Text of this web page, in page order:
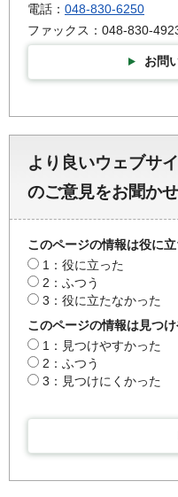
電話： 048-830-6250
ファックス：048-830-
お問
より良いウェブサ
のご意見をお聞か
このページの情報は役に
1：役に立った
2：ふつう
3：役に立たなかった
このページの情報は見つ
1：見つけやすかった
2：ふつう
3：見つけにくかった